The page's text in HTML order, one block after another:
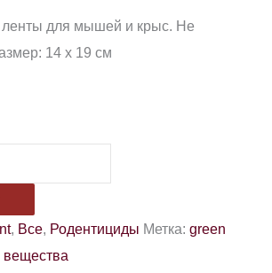
ленты для мышей и крыс. Не
14 х 19 см
, Все, Родентициды Метка: green